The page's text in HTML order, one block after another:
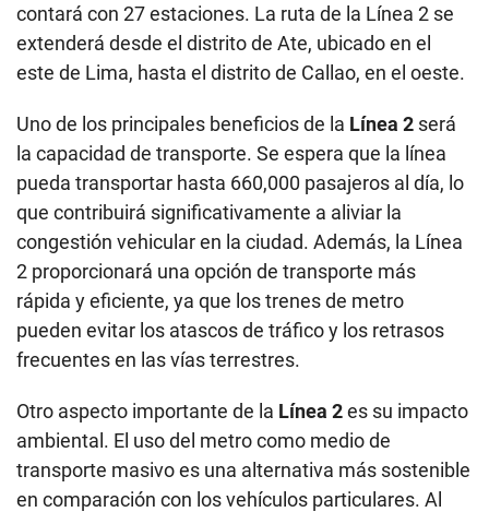
contará con 27 estaciones. La ruta de la Línea 2 se
extenderá desde el distrito de Ate, ubicado en el
este de Lima, hasta el distrito de Callao, en el oeste.
Uno de los principales beneficios de la Línea 2 será
la capacidad de transporte. Se espera que la línea
pueda transportar hasta 660,000 pasajeros al día, lo
que contribuirá significativamente a aliviar la
congestión vehicular en la ciudad. Además, la Línea
2 proporcionará una opción de transporte más
rápida y eficiente, ya que los trenes de metro
pueden evitar los atascos de tráfico y los retrasos
frecuentes en las vías terrestres.
Otro aspecto importante de la Línea 2es su impacto
ambiental. El uso del metro como medio de
transporte masivo es una alternativa más sostenible
en comparación con los vehículos particulares. Al